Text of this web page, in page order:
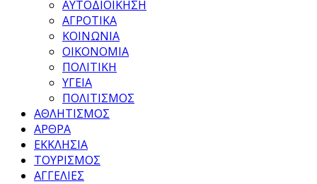
ΑΥΤΟΔΙΟΙΚΗΣΗ
ΑΓΡΟΤΙΚΑ
ΚΟΙΝΩΝΙΑ
ΟΙΚΟΝΟΜΙΑ
ΠΟΛΙΤΙΚΗ
ΥΓΕΙΑ
ΠΟΛΙΤΙΣΜΟΣ
ΑΘΛΗΤΙΣΜΟΣ
ΑΡΘΡΑ
ΕΚΚΛΗΣΙΑ
ΤΟΥΡΙΣΜΟΣ
ΑΓΓΕΛΙΕΣ